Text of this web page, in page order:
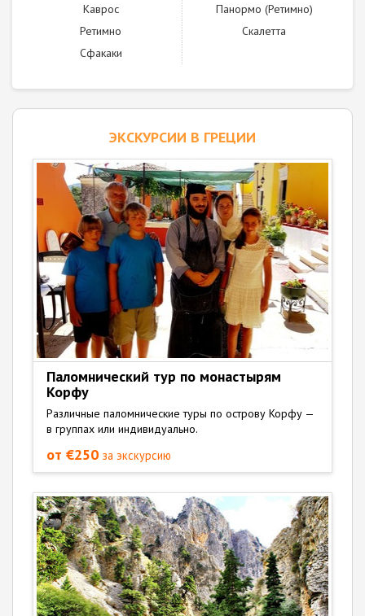
Каврос
Панормо (Ретимно)
Ретимно
Скалетта
Сфакаки
ЭКСКУРСИИ В ГРЕЦИИ
Паломнический тур по монастырям
Корфу
Различные паломнические туры по острову Корфу —
в группах или индивидуально.
от €250 за экскурсию